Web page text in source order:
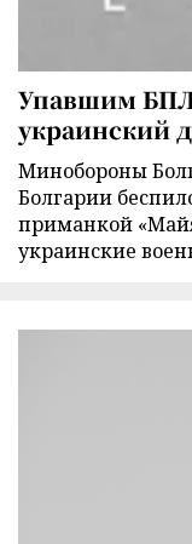
Упавшим
украинский
Минобороны
Болгарии
приманкой
украинские